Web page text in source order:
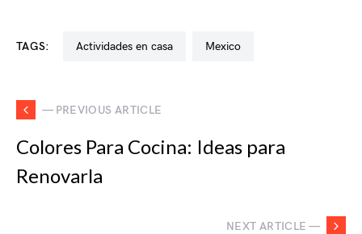
TAGS: actividades en casa mexico
— PREVIOUS ARTICLE
Colores Para Cocina: Ideas para
Renovarla
NEXT ARTICLE —